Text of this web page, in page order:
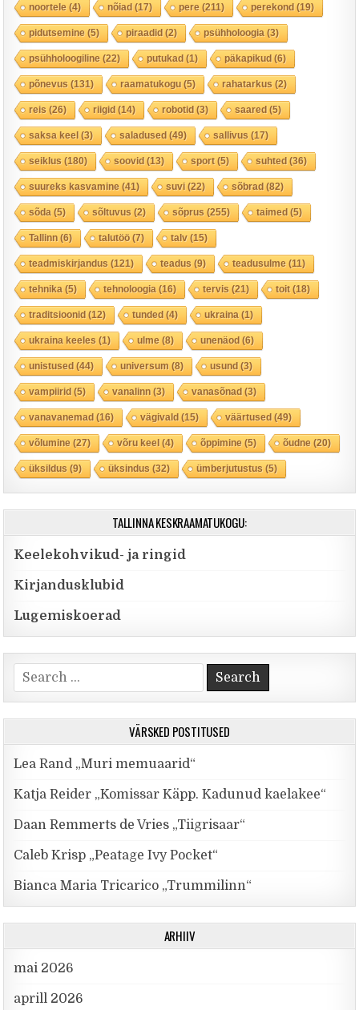
noortele (4) nõiad(17) pere (211) perekond(19)
pidutsemine (5) piraadid(2) psühholoogia (3)
psühholoogiline (22) putukad(1) päkapikud(6)
põnevus (131) raamatukogu(5) rahatarkus (2)
reis (26) riigid(14) robotid(3) saared(5)
saksa keel(3) saladused(49) sallivus (17)
seiklus (180) soovid(13) sport(5) suhted(36)
suureks kasvamine (41) suvi(22) sõbrad(82)
sõda (5) sõltuvus (2) sõprus (255) taimed(5)
Tallinn(6) talutöö(7) talv(15)
teadmiskirjandus (121) teadus (9) teadusulme (11)
tehnika (5) tehnoloogia (16) tervis (21) toit(18)
traditsioonid(12) tunded(4) ukraina (1)
ukraina keeles (1) ulme (8) unenäod(6)
unistused(44) universum (8) usund(3)
vampiirid(5) vanalinn(3) vanasõnad(3)
vanavanemad(16) vägivald(15) väärtused(49)
võlumine (27) võru keel(4) õppimine (5) õudne (20)
üksildus (9) üksindus (32) ümberjutustus (5)
TALLINNA KESKRAAMATUKOGU:
Keelekohvikud- ja ringid
Kirjandusklubid
Lugemiskoerad
Search for:
VÄRSKED POSTITUSED
Lea Rand „Muri memuaarid“
Katja Reider „Komissar Käpp. Kadunud kaelakee“
Daan Remmerts de Vries „Tiigrisaar“
Caleb Krisp „Peatage Ivy Pocket“
Bianca Maria Tricarico „Trummilinn“
ARHIIV
mai 2026
aprill 2026